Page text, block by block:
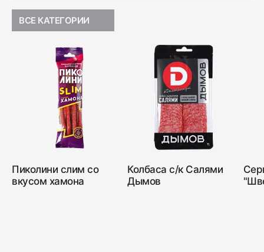
ВСЕ КАТЕГОРИИ
Пиколини слим со
вкусом хамона
Колбаса с/к Салями
Дымов